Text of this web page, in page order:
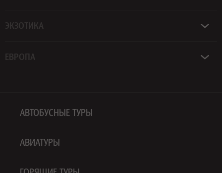
ЭКЗОТИКА
ЕВРОПА
АВТОБУСНЫЕ ТУРЫ
АВИАТУРЫ